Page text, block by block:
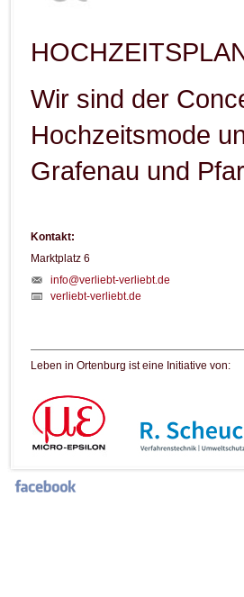
Wir sind der
Hochzeitsmode
Grafenau und
Kontakt:
Marktplatz 6
info@verliebt-verliebt.de
verliebt-verliebt.de
Leben in Ortenburg ist eine Initiative von: